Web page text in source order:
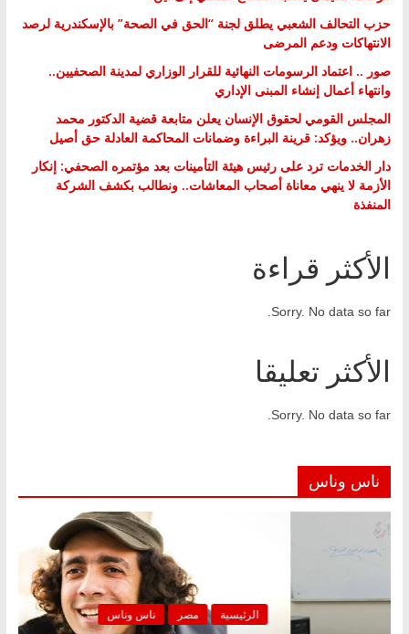
حزب التحالف الشعبي يطلق لجنة “الحق في الصحة” بالإسكندرية لرصد
الانتهاكات ودعم المرضى
صور .. اعتماد الرسومات النهائية للقرار الوزاري لمدينة الصحفيين..
وانتهاء أعمال إنشاء المبنى الإداري
المجلس القومي لحقوق الإنسان يعلن متابعة قضية الدكتور محمد
زهران.. ويؤكد: قرينة البراءة وضمانات المحاكمة العادلة حق أصيل
دار الخدمات ترد على رئيس هيئة التأمينات بعد مؤتمره الصحفي: إنكار
الأزمة لا ينهي معاناة أصحاب المعاشات.. ونطالب بكشف الشركة
المنفذة
الأكثر قراءة
Sorry. No data so far.
الأكثر تعليقا
Sorry. No data so far.
ناس وناس
الرئيسية ناس وناس